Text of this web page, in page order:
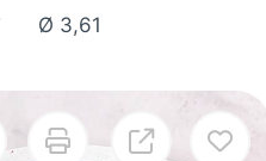
Ø 3,61